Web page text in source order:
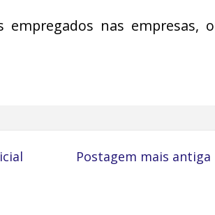
empregados nas empresas, o
Postagem mais antiga